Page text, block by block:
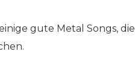
gute Metal Songs, die